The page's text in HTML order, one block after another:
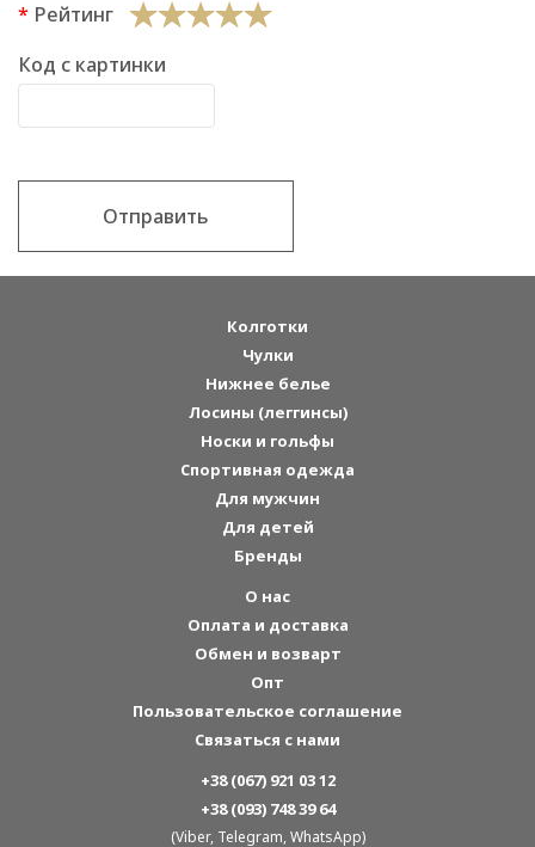
Рейтинг
Код с картинки
Отправить
Колготки
Чулки
Нижнее белье
Лосины (леггинсы)
Носки и гольфы
Спортивная одежда
Для мужчин
Для детей
Бренды
О нас
Оплата и доставка
Обмен и возварт
Опт
Пользовательское соглашение
Связаться с нами
+38 (067) 921 03 12
+38 (093) 748 39 64
(Viber, Telegram, WhatsApp)